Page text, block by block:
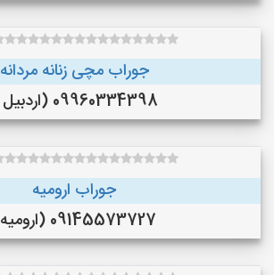
جوراب مچی زنانه مردانه
09960334398 (اردبیل )
جوراب ارومیه
09145573727 (ارومیه)